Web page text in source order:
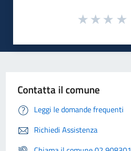
Contatta il comune
Leggi le domande frequenti
Richiedi Assistenza